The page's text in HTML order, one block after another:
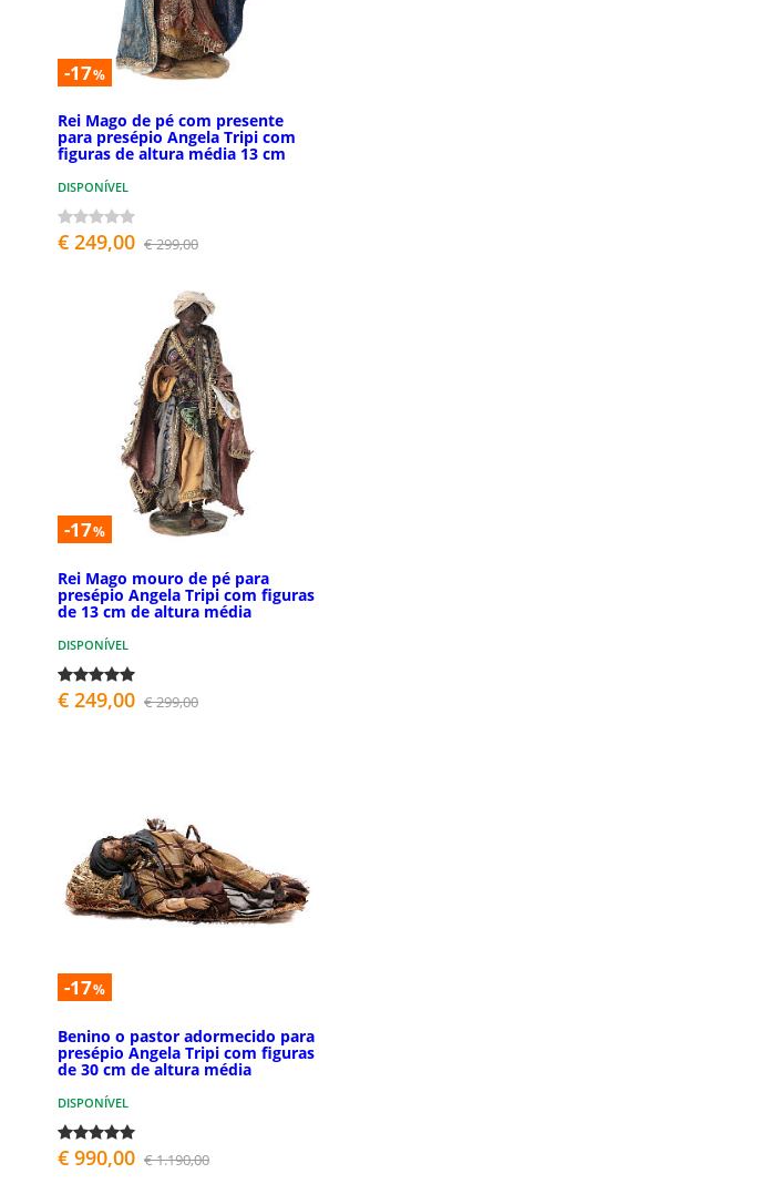
-17%
Rei Mago de pé com presente
para presépio Angela Tripi com
figuras de altura média 13 cm
DISPONÍVEL
€ 249,00 € 299,00
-17%
Rei Mago mouro de pé para
presépio Angela Tripi com figuras
de 13 cm de altura média
DISPONÍVEL
€ 249,00 € 299,00
-17%
Benino o pastor adormecido para
presépio Angela Tripi com figuras
de 30 cm de altura média
DISPONÍVEL
€ 990,00 € 1.190,00